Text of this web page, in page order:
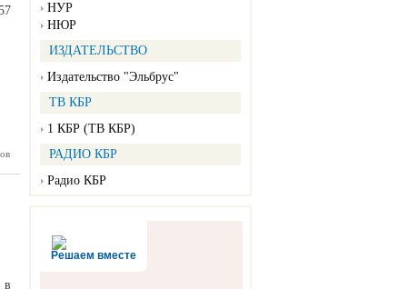
НУР
НЮР
ИЗДАТЕЛЬСТВО
Издательство "Эльбрус"
ТВ КБР
1 КБР (ТВ КБР)
РАДИО КБР
Радио КБР
Решаем вместе
в